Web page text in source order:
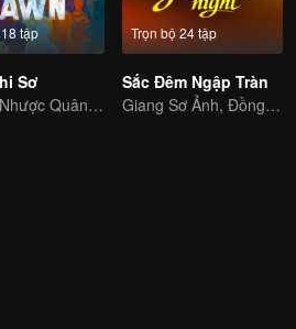
tập
Sơ
Trương Nhược Quân và Mã Tư Thuần tìm kiếm bí ẩn về thân thế của mình
Trọn bộ 24 tập
Sắc Đêm Ngập Tràn
Giang Sơ Ảnh, Đồng Đại Vi: Cuộc Đối Đầu Gay Cấn